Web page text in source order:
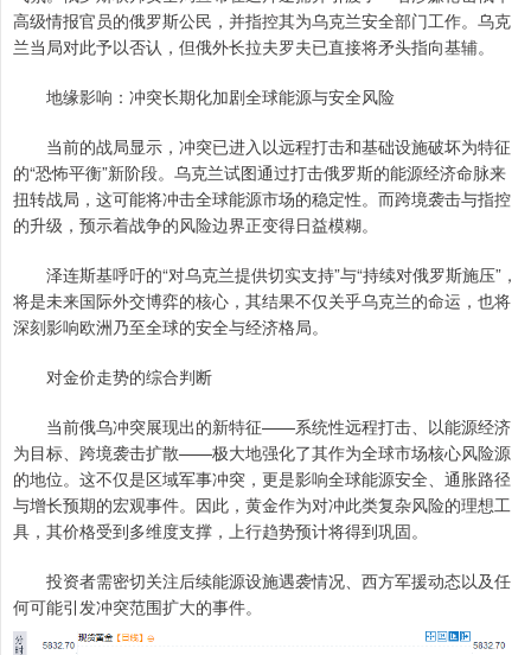
高级情报官员的俄罗斯公民，并指控其为乌克兰安全部门工作。乌克
兰当局对此予以否认，但俄外长拉夫罗夫已直接将矛头指向基辅。
地缘影响：冲突长期化加剧全球能源与安全风险
当前的战局显示，冲突已进入以远程打击和基础设施破坏为特征
的“恐怖平衡”新阶段。乌克兰试图通过打击俄罗斯的能源经济命脉来
扭转战局，这可能将冲击全球能源市场的稳定性。而跨境袭击与指控
的升级，预示着战争的风险边界正变得日益模糊。
泽连斯基呼吁的“对乌克兰提供切实支持”与“持续对俄罗斯施压”，
将是未来国际外交博弈的核心，其结果不仅关乎乌克兰的命运，也将
深刻影响欧洲乃至全球的安全与经济格局。
对金价走势的综合判断
当前俄乌冲突展现出的新特征——系统性远程打击、以能源经济
为目标、跨境袭击扩散——极大地强化了其作为全球市场核心风险源
的地位。这不仅是区域军事冲突，更是影响全球能源安全、通胀路径
与增长预期的宏观事件。因此，黄金作为对冲此类复杂风险的理想工
具，其价格受到多维度支撑，上行趋势预计将得到巩固。
投资者需密切关注后续能源设施遇袭情况、西方军援动态以及任
何可能引发冲突范围扩大的事件。